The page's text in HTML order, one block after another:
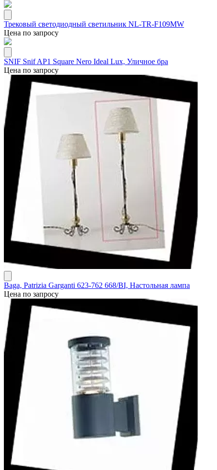
Трековый светодиодный светильник NL-TR-F109MW
Цена по запросу
SNIF Snif AP1 Square Nero Ideal Lux, Уличное бра
Цена по запросу
Baga, Patrizia Garganti 623-762 668/BI, Настольная лампа
Цена по запросу